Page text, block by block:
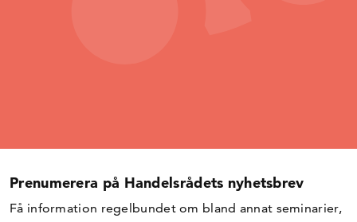
Prenumerera på Handelsrådets nyhetsbrev
Få information regelbundet om bland annat seminarier,